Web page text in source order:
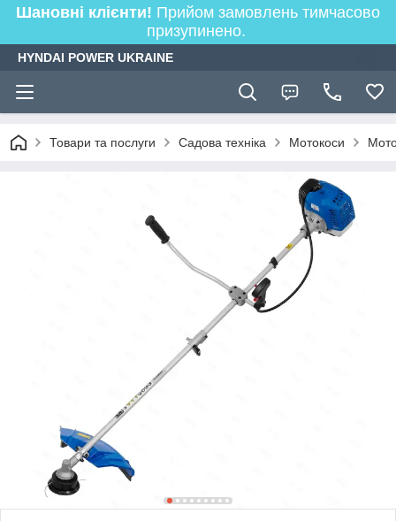
Шановні клієнти! Прийом замовлень тимчасово
призупинено.
HYNDAI POWER UKRAINE
Товари та послуги Садова техніка Мотокоси